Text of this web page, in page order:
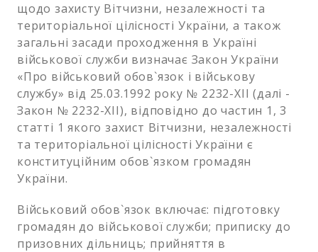
щодо захисту Вітчизни, незалежності та
територіальної цілісності України, а також
загальні засади проходження в Україні
військової служби визначає Закон України
«Про військовий обов`язок і військову
службу» від 25.03.1992 року № 2232-XII (далі -
Закон № 2232-XII), відповідно до частин 1, 3
статті 1 якого захист Вітчизни, незалежності
та територіальної цілісності України є
конституційним обов`язком громадян
України.
Військовий обов`язок включає: підготовку
громадян до військової служби; приписку до
призовних дільниць; прийняття в